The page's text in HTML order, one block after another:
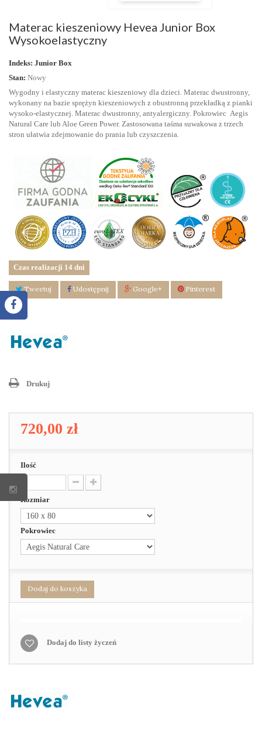
Materac kieszeniowy Hevea Junior Box
Wysokoelastyczny
Indeks: Junior Box
Stan: Nowy
Wygodny i elastyczny materac kieszeniowy dla dzieci. Materac dwustronny,
wykonany na bazie sprężyn kieszeniowych z obustronną przekładką z pianki
wysoko-elastycznej. Materac dwustronny, antyalergiczny. Pokrowiec Aegis
Natural Care lub Aloe Green Power. Zastosowana taśma suwakowa z trzech
stron ułatwia zdejmowanie do prania lub czyszczenia.
Czas realizacji 14 dni
Tweetuj Udostępnij Google+ Pinterest
Drukuj
720,00 zł
Ilość
Rozmiar
Pokrowiec
Dodaj do koszyka
Dodaj do listy życzeń